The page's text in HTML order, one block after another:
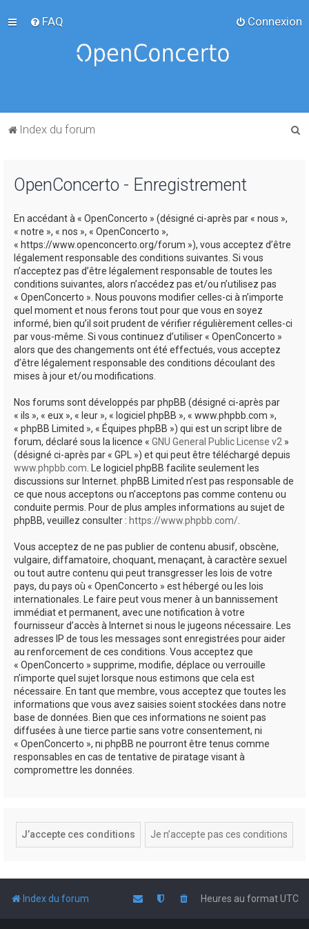
FAQ Connexion
Index du forum
OpenConcerto - Enregistrement
En accédant à « OpenConcerto » (désigné ci-après par « nous »,
« notre », « nos », « OpenConcerto »,
« https://www.openconcerto.org/forum »), vous acceptez d’être
légalement responsable des conditions suivantes. Si vous
n’acceptez pas d’être légalement responsable de toutes les
conditions suivantes, alors n’accédez pas et/ou n’utilisez pas
« OpenConcerto ». Nous pouvons modifier celles-ci à n’importe
quel moment et nous ferons tout pour que vous en soyez
informé, bien qu’il soit prudent de vérifier régulièrement celles-ci
par vous-même. Si vous continuez d’utiliser « OpenConcerto »
alors que des changements ont été effectués, vous acceptez
d’être légalement responsable des conditions découlant des
mises à jour et/ou modifications.
Nos forums sont développés par phpBB (désigné ci-après par
« ils », « eux », « leur », « logiciel phpBB », « www.phpbb.com »,
« phpBB Limited », « Équipes phpBB ») qui est un script libre de
forum, déclaré sous la licence « GNU General Public License v2 »
(désigné ci-après par « GPL ») et qui peut être téléchargé depuis
www.phpbb.com. Le logiciel phpBB facilite seulement les
discussions sur Internet. phpBB Limited n’est pas responsable de
ce que nous acceptons ou n’acceptons pas comme contenu ou
conduite permis. Pour de plus amples informations au sujet de
phpBB, veuillez consulter : https://www.phpbb.com/.
Vous acceptez de ne pas publier de contenu abusif, obscène,
vulgaire, diffamatoire, choquant, menaçant, à caractère sexuel
ou tout autre contenu qui peut transgresser les lois de votre
pays, du pays où « OpenConcerto » est hébergé ou les lois
internationales. Le faire peut vous mener à un bannissement
immédiat et permanent, avec une notification à votre
fournisseur d’accès à Internet si nous le jugeons nécessaire. Les
adresses IP de tous les messages sont enregistrées pour aider
au renforcement de ces conditions. Vous acceptez que
« OpenConcerto » supprime, modifie, déplace ou verrouille
n’importe quel sujet lorsque nous estimons que cela est
nécessaire. En tant que membre, vous acceptez que toutes les
informations que vous avez saisies soient stockées dans notre
base de données. Bien que ces informations ne soient pas
diffusées à une tierce partie sans votre consentement, ni
« OpenConcerto », ni phpBB ne pourront être tenus comme
responsables en cas de tentative de piratage visant à
compromettre les données.
Index du forum Heures au formatUTC